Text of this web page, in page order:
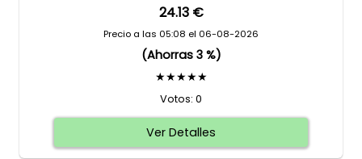
24.13 €
Precio a las 05:08 el 06-08-2026
(Ahorras 3 %)
★★★★★
Votos: 0
Ver Detalles